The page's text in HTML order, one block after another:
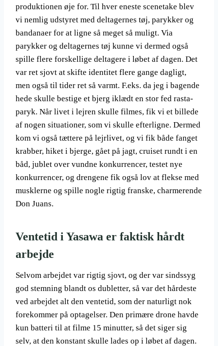
produktionen øje for. Til hver eneste scenetake blev
vi nemlig udstyret med deltagernes tøj, parykker og
bandanaer for at ligne så meget så muligt. Via
parykker og deltagernes tøj kunne vi dermed også
spille flere forskellige deltagere i løbet af dagen. Det
var ret sjovt at skifte identitet flere gange dagligt,
men også til tider ret så varmt. F.eks. da jeg i bagende
hede skulle bestige et bjerg iklædt en stor fed rasta-
paryk. Når livet i lejren skulle filmes, fik vi et billede
af nogen situationer, som vi skulle efterligne. Dermed
kom vi også tættere på lejrlivet, og vi fik både fanget
krabber, hiket i bjerge, gået på jagt, cruiset rundt i en
båd, jublet over vundne konkurrencer, testet nye
konkurrencer, og drengene fik også lov at flekse med
musklerne og spille nogle rigtig franske, charmerende
Don Juans.
Ventetid i Yasawa er faktisk hårdt
arbejde
Selvom arbejdet var rigtig sjovt, og der var sindssyg
god stemning blandt os dubletter, så var det hårdeste
ved arbejdet alt den ventetid, som der naturligt nok
forekommer på optagelser. Den primære drone havde
kun batteri til at filme 15 minutter, så det siger sig
selv, at den konstant skulle lades op i løbet af dagen.